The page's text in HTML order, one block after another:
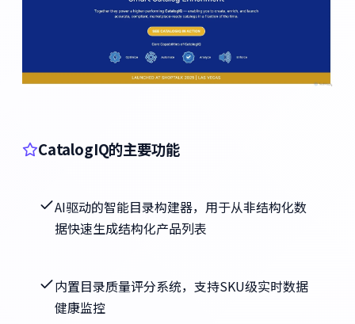
CatalogIQ的主要功能
AI驱动的智能目录构建器，用于从非结构化数
据快速生成结构化产品列表
内置目录质量评分系统，支持SKU级实时数据
健康监控